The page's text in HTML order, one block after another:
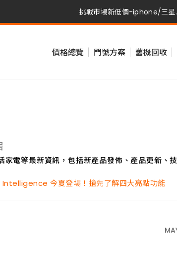
挑戰市場新低價-iphone/三星
挑戰市場新低價-iphone/三星
價格總覽 門號方案 舊機回收
家電等最新資訊，包括新產品發佈、產品更新、
今夏登場！搶先了解四大亮點功能